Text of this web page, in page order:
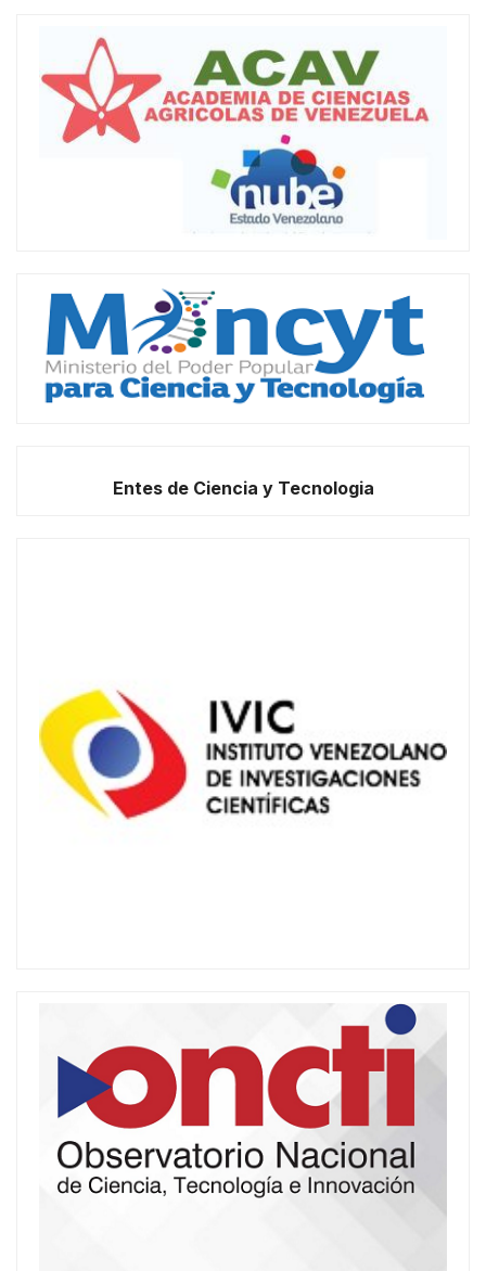
Entes de Ciencia y Tecnologia